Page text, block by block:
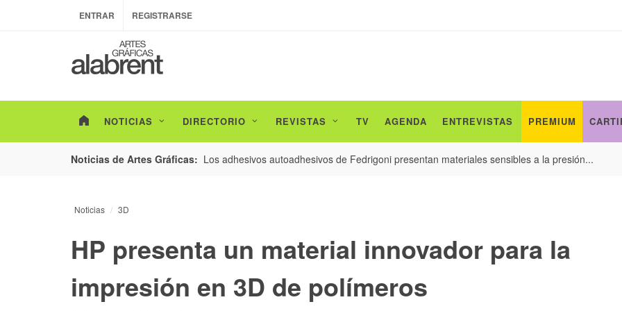
ENTRAR REGISTRARSE
NOTICIAS DIRECTORIO REVISTAS TV AGENDA ENTREVISTAS PREMIUM
Noticias de Artes Gráficas:
de envases con un nuevo estudio de Los adhesivos autoadhesivos de Fedrigoni presentan materiales sensibles a la presión...
Noticias 3D
HP presenta un material innovador para la
impresión en 3D de polímeros